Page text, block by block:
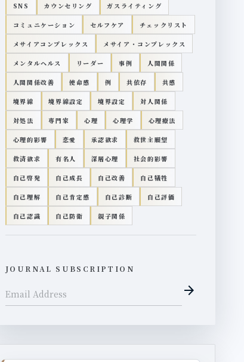
SNS カウンセリング ガスライティング
コミュニケーション セルフケア チェックリスト
メサイアコンプレックス メサイア・コンプレックス
メンタルヘルス リーダー 事例 人間関係
人間関係改善 使命感 例 共依存 共感
境界線 境界線設定 境界設定 対人関係
対処法 専門家 心理 心理学 心理療法
心理的影響 恋愛 承認欲求 救世主願望
救済欲求 有名人 深層心理 社会的影響
自己啓発 自己成長 自己改善 自己犠牲
自己理解 自己肯定感 自己診断 自己評価
自己認識 自己防衛 親子関係
JOURNAL SUBSCRIPTION
arrow_forward